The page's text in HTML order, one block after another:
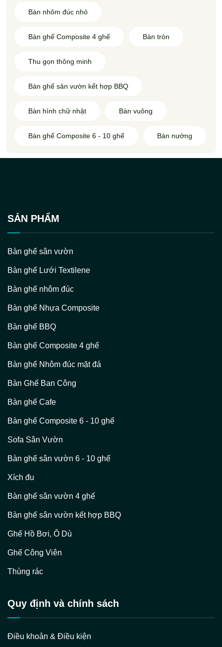
Bàn nhôm đúc nhỏ
Bàn ghế Composite 4 ghế Bàn tròn
Thu gọn thông minh
Bàn ghế sân vườn kết hợp BBQ
Bàn hình chữ nhật Bàn vuông
Bàn ghế Composite 6 - 10 ghế Bàn nướng
SẢN PHẨM
Bàn ghế sân vườn
Bàn ghế Lưới Textilene
Bàn ghế nhôm đúc
Bàn ghế Nhựa Composite
Bàn ghế BBQ
Bàn ghế Composite 4 ghế
Bàn ghế Nhôm đúc mặt đá
Bàn Ghế Ban Công
Bàn ghế Cafe
Bàn ghế Composite 6 - 10 ghế
Sofa Sân Vườn
Bàn ghế sân vườn 6 - 10 ghế
Xích đu
Bàn ghế sân vườn 4 ghế
Bàn ghế sân vườn kết hợp BBQ
Ghế Hồ Bơi, Ô Dù
Ghế Công Viên
Thùng rác
Quy định và chính sách
Điều khoản & Điều kiện